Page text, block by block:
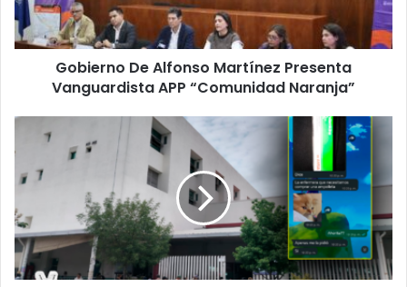
APP
“Comunidad
Naranja”
Gobierno De Alfonso Martínez Presenta
Vanguardista APP “Comunidad Naranja”
Hay
Pero
No
Se
Vale